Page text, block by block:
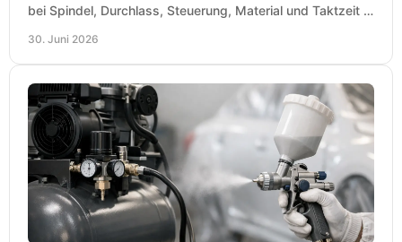
bei Spindel, Durchlass, Steuerung, Material und Taktzeit in
30. Juni 2026